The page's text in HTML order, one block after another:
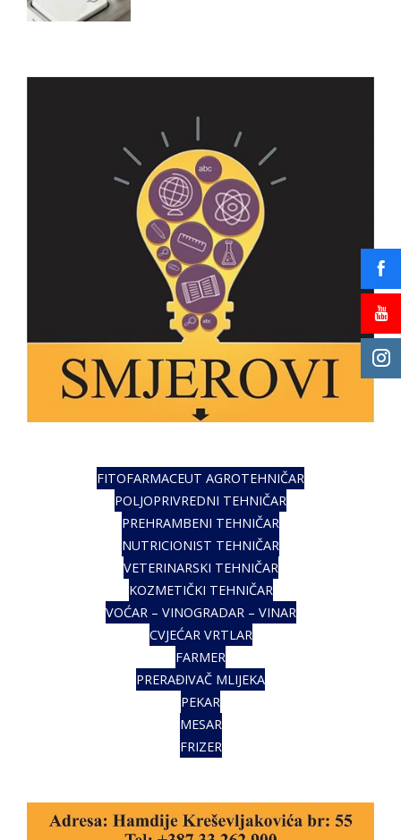
FITOFARMACEUT AGROTEHNIČAR
POLJOPRIVREDNI TEHNIČAR
PREHRAMBENI TEHNIČAR
NUTRICIONIST TEHNIČAR
VETERINARSKI TEHNIČAR
KOZMETIČKI TEHNIČAR
VOĆAR – VINOGRADAR – VINAR
CVJEĆAR VRTLAR
FARMER
PRERAĐIVAČ MLIJEKA
PEKAR
MESAR
FRIZER